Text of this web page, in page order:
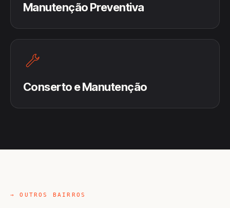
Manutenção Preventiva
Conserto e Manutenção
→ OUTROS BAIRROS